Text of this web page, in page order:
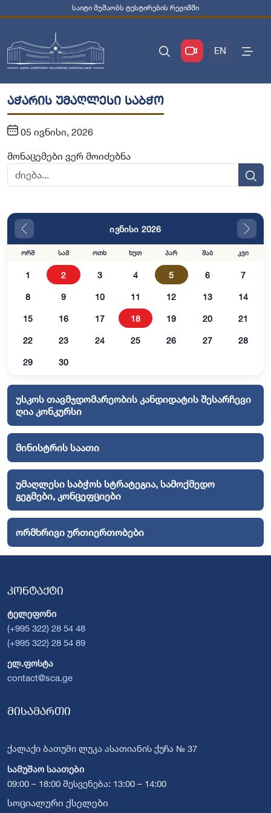
საიტი მუშაობს ტესტირების რეჟიმში
EN
აჭარის უმაღლესი საბჭო
05 ივნისი, 2026
მონაცემები ვერ მოიძებნა
ივნისი 2026
ორშ სამ ოთხ ხუთ პარ შაბ კვი
1 2 3 4 5 6 7
8 9 10 11 12 13 14
15 16 17 18 19 20 21
22 23 24 25 26 27 28
29 30
უსკოს თავმჯდომარეობის კანდიდატის შესარჩევი
ღია კონკურსი
მინისტრის საათი
უმაღლესი საბჭოს სტრატეგია, სამოქმედო
გეგმები, კონცეფციები
ორმხრივი ურთიერთობები
კონტაქტი
ტელეფონი
(+995 322) 28 54 48
(+995 322) 28 54 89
ელ.ფოსტა
contact@sca.ge
მისამართი
ქალაქი ბათუმი ლუკა ასათიანის ქუჩა № 37
სამუშაო საათები
09:00 – 18:00 შესვენება: 13:00 – 14:00
სოციალური ქსელები